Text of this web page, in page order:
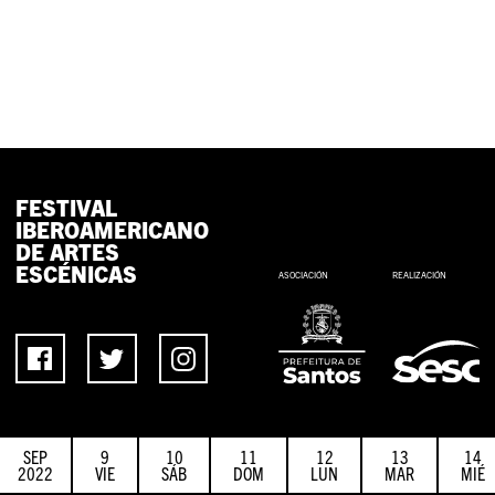
FESTIVAL
IBEROAMERICANO
DE ARTES
ESCÉNICAS
ASOCIACIÓN REALIZACIÓN
SEP
2022
9
VIE
10
SÁB
11
DOM
12
LUN
13
MAR
14
MIÉ